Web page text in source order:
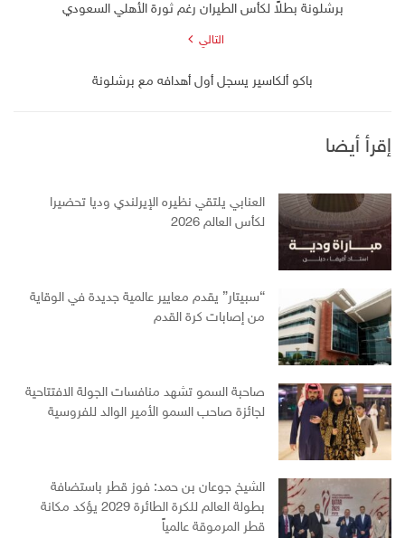
برشلونة بطلاً لكأس الطيران رغم ثورة الأهلي السعودي
التالي
باكو ألكاسير يسجل أول أهدافه مع برشلونة
إقرأ أيضا
العنابي يلتقي نظيره الإيرلندي وديا تحضيرا
لكأس العالم 2026
“سبيتار” يقدم معايير عالمية جديدة في الوقاية
من إصابات كرة القدم
صاحبة السمو تشهد منافسات الجولة الافتتاحية
لجائزة صاحب السمو الأمير الوالد للفروسية
الشيخ جوعان بن حمد: فوز قطر باستضافة
بطولة العالم للكرة الطائرة 2029 يؤكد مكانة
قطر المرموقة عالمياً